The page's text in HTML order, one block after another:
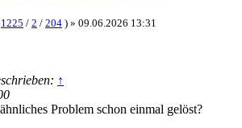
1225 / 2 / 204 ) » 09.06.2026 13:31
↑
Problem schon einmal gelöst?